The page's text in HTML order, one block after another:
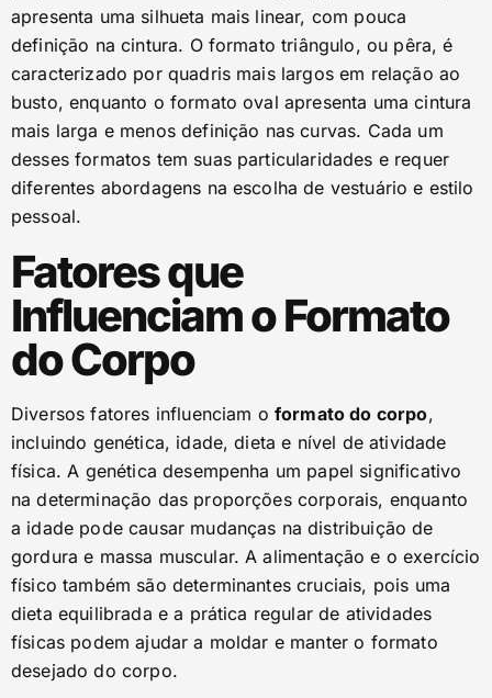
apresenta uma silhueta mais linear, com pouca
definição na cintura. O formato triângulo, ou pêra, é
caracterizado por quadris mais largos em relação ao
busto, enquanto o formato oval apresenta uma cintura
mais larga e menos definição nas curvas. Cada um
desses formatos tem suas particularidades e requer
diferentes abordagens na escolha de vestuário e estilo
pessoal.
Fatores que
Influenciam o Formato
do Corpo
Diversos fatores influenciam o formato do corpo,
incluindo genética, idade, dieta e nível de atividade
física. A genética desempenha um papel significativo
na determinação das proporções corporais, enquanto
a idade pode causar mudanças na distribuição de
gordura e massa muscular. A alimentação e o exercício
físico também são determinantes cruciais, pois uma
dieta equilibrada e a prática regular de atividades
físicas podem ajudar a moldar e manter o formato
desejado do corpo.